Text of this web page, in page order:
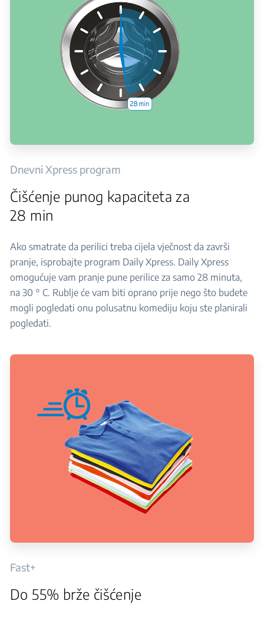
Dnevni Xpress program
Čišćenje punog kapaciteta za
28 min
Ako smatrate da perilici treba cijela vječnost da završi
pranje, isprobajte program Daily Xpress. Daily Xpress
omogućuje vam pranje pune perilice za samo 28 minuta,
na 30 ° C. Rublje će vam biti oprano prije nego što budete
mogli pogledati onu polusatnu komediju koju ste planirali
pogledati.
Fast+
Do 55% brže čišćenje